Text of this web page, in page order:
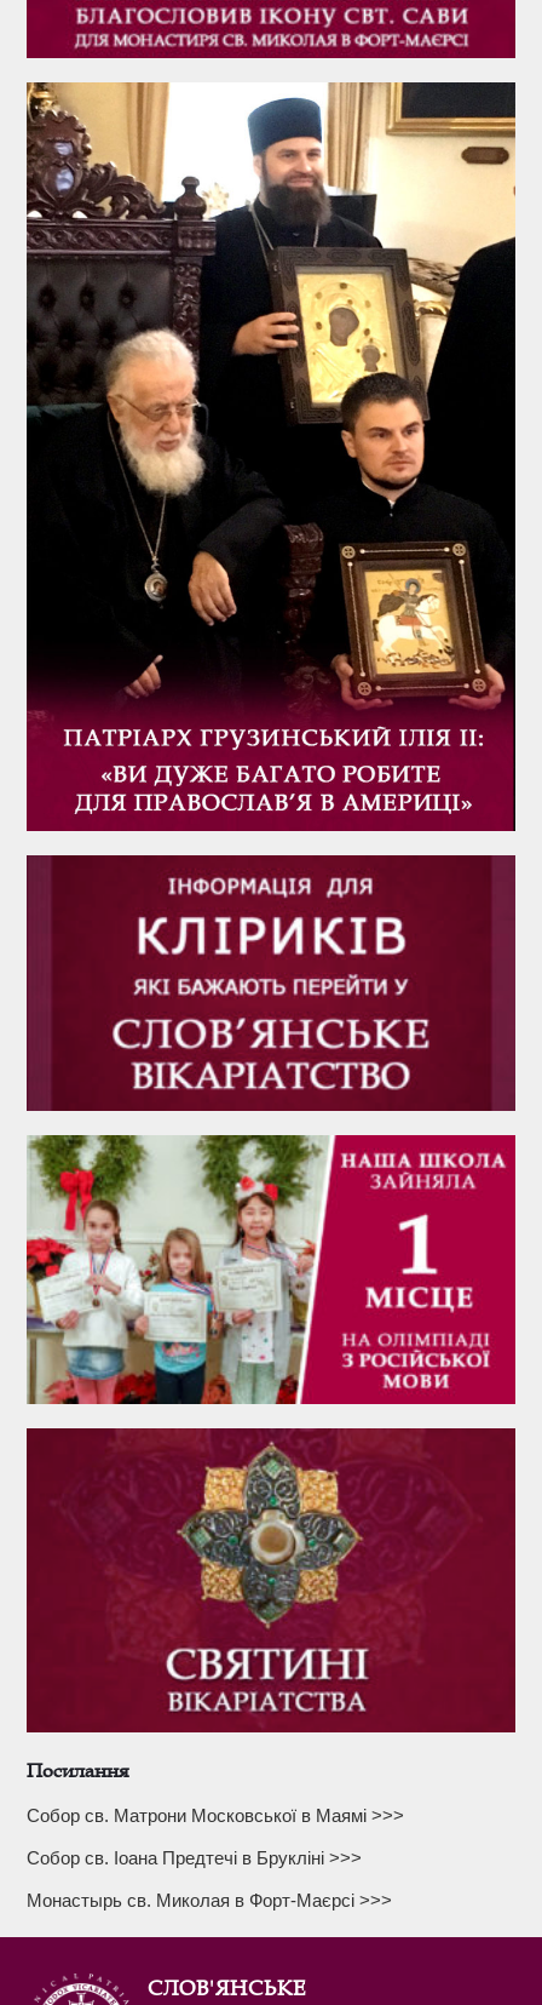
Посилання
Собор св. Матрони Московської в Маямі >>>
Собор св. Іоана Предтечі в Брукліні >>>
Монастырь св. Миколая в Форт-Маєрсі >>>
СЛОВ'ЯНСЬКЕ